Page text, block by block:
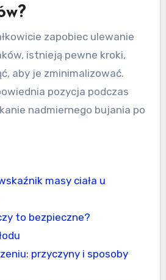
zapobiec ulewanie
istnieją pewne kroki,
aby je zminimalizować.
pozycja podczas
nadmiernego bujania po
masy ciała u
to bezpieczne?
przyczyny i sposoby